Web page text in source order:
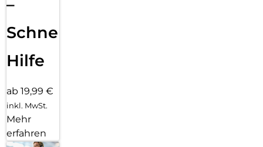
–
Schnelle
Hilfe
ab 19,99 €
inkl. MwSt.
Mehr
erfahren